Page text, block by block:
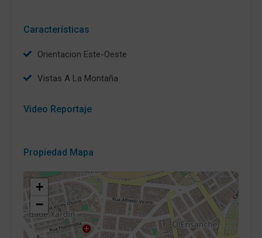
Características
Orientacion Este-Oeste
Vistas A La Montaña
Video Reportaje
Propiedad Mapa
+
−